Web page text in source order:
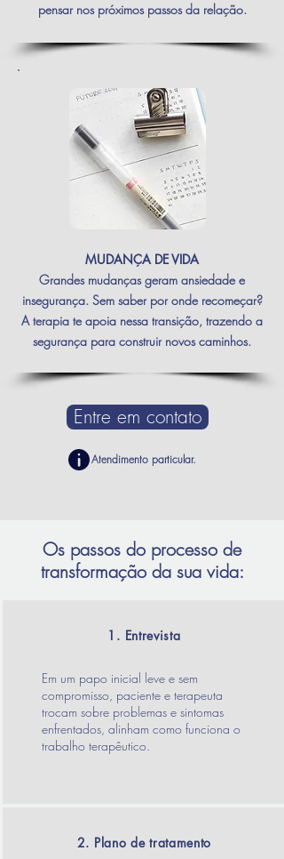
pensar nos próximos passos da relação.
MUDANÇA DE VIDA
Grandes mudanças geram ansiedade e
insegurança. Sem saber por onde recomeçar?
A terapia te apoia nessa transição, trazendo a
segurança para construir novos caminhos.
Entre em contato
Atendimento particular.
Os passos do processo de
transformação da sua vida:
1. Entrevista
Em um papo inicial leve e sem
compromisso, paciente e terapeuta
trocam sobre problemas e sintomas
enfrentados, alinham como funciona o
trabalho terapêutico.
2. Plano de tratamento